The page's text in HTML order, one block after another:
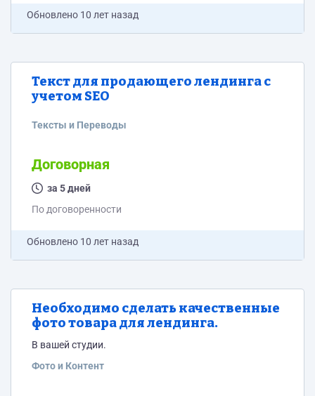
Обновлено 10 лет назад
Текст для продающего лендинга c
учетом SEO
Тексты и Переводы
Договорная
за 5 дней
По договоренности
Обновлено 10 лет назад
Необходимо сделать качественные
фото товара для лендинга.
В вашей студии.
Фото и Контент